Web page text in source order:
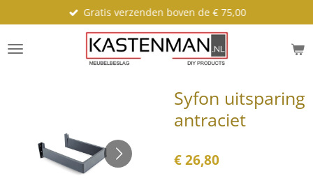
direct
naar
de
Gratis verzenden boven de € 75,00
Syfon uitsparing
antraciet
€ 26,80